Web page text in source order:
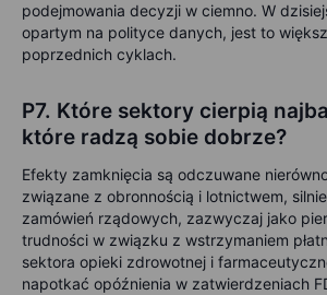
podejmowania decyzji w ciemno. W
opartym na polityce danych, jest to
poprzednich cyklach.
P7. Które sektory cierpią
które radzą sobie dobrze?
Efekty zamknięcia są odczuwane
związane z obronnością i lotnictwem,
zamówień rządowych, zazwyczaj jako
trudności w związku z wstrzymaniem
sektora opieki zdrowotnej i
napotkać opóźnienia w zatwierdzeniach